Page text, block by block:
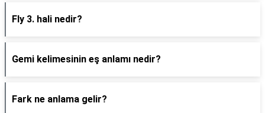
Fly 3. hali nedir?
Gemi kelimesinin eş anlamı nedir?
Fark ne anlama gelir?